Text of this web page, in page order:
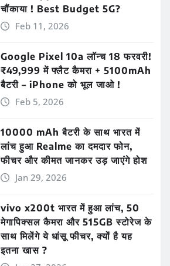
चौंकाया ! Best Budget 5G?
Feb 11, 2026
Google Pixel 10a लॉन्च 18 फरवरी!
₹49,999 में फ्लैट कैमरा + 5100mAh
बैटरी – iPhone को भूल जाओ !
Feb 5, 2026
10000 mAh बैटरी के साथ भारत में
लांच हुआ Realme का दमदार फोन,
फीचर और कीमत जानकर उड़ जाएंगे होश
Jan 29, 2026
vivo x200t भारत में हुआ लांच, 50
मेगापिक्सल कैमरा और 515GB स्टोरेज के
साथ मिलेंगे ये धांसू फीचर, क्यों है यह
इतना खास ?